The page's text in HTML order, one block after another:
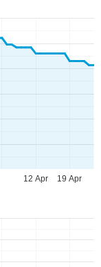
12 Apr 19 Apr